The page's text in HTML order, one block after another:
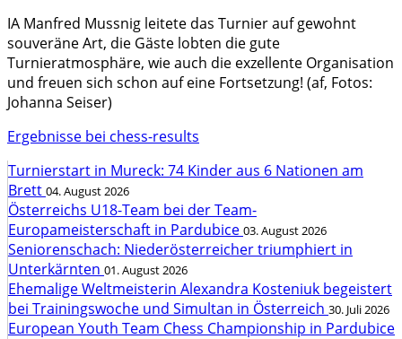
IA Manfred Mussnig leitete das Turnier auf gewohnt
souveräne Art, die Gäste lobten die gute
Turnieratmosphäre, wie auch die exzellente Organisation
und freuen sich schon auf eine Fortsetzung! (af, Fotos:
Johanna Seiser)
Ergebnisse bei chess-results
Turnierstart in Mureck: 74 Kinder aus 6 Nationen am
Brett 04. August 2026
Österreichs U18-Team bei der Team-
Europameisterschaft in Pardubice 03. August 2026
Seniorenschach: Niederösterreicher triumphiert in
Unterkärnten 01. August 2026
Ehemalige Weltmeisterin Alexandra Kosteniuk begeistert
bei Trainingswoche und Simultan in Österreich 30. Juli 2026
European Youth Team Chess Championship in Pardubice